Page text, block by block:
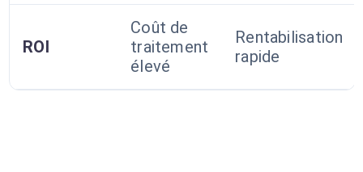
ROI
Coût de
traitement
élevé
Rentabilisation
rapide